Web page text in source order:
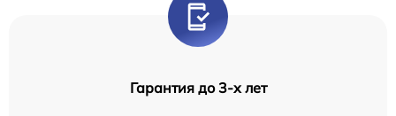
Гарантия до 3-х лет